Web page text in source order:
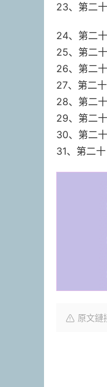
23、第二
24、第二
25、第二
26、第二
27、第二
28、第二
29、第二
30、第二
31、第二
原文鏈